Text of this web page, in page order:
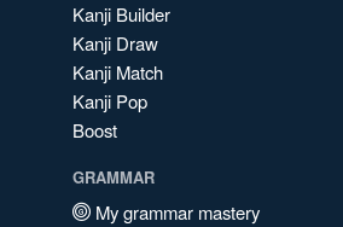
Kanji Builder
Kanji Draw
Kanji Match
Kanji Pop
Boost
GRAMMAR
My grammar mastery